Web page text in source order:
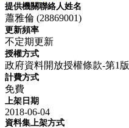
提供機關聯絡人姓名
蕭雅倫 (28869001)
更新頻率
不定期更新
授權方式
政府資料開放授權條款-第1版
計費方式
免費
上架日期
2018-06-04
資料集上架方式